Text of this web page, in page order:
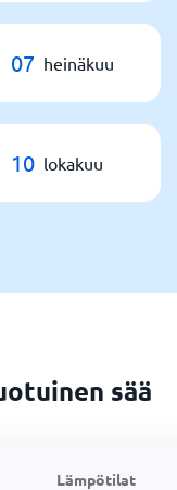
07 heinäkuu
10 lokakuu
sää
Lämpötilat